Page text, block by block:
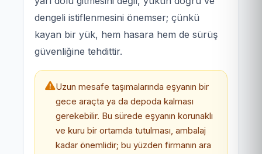
dengeli istiflenmesini önemser; çünkü
kayan bir yük, hem hasara hem de sürüş
güvenliğine tehdittir.
Uzun mesafe taşımalarında eşyanın bir
gece araçta ya da depoda kalması
gerekebilir. Bu sürede eşyanın korunaklı
ve kuru bir ortamda tutulması, ambalaj
kadar önemlidir; bu yüzden firmanın ara